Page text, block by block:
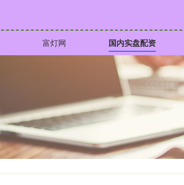
富灯网 国内实盘配资